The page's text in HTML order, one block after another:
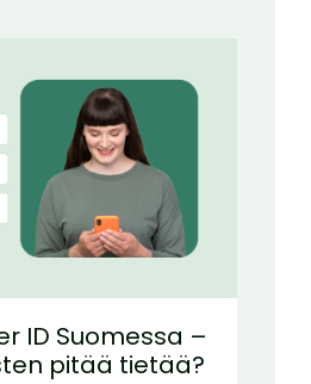
ID Suomessa –
pitää tietää?